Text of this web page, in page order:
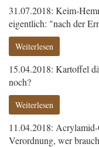
31.07.2018: Keim-
eigentlich: "nach der
Weiterlesen
15.04.2018: Kartoffel
noch?
Weiterlesen
11.04.2018:
Verordnung, wer